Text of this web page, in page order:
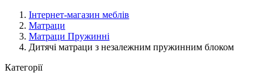
Інтернет-магазин меблів
Матраци
Матраци Пружинні
Дитячі матраци з незалежним пружинним блоком
Категорії